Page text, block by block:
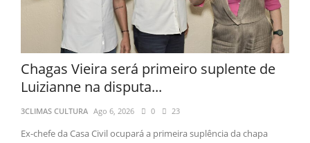
Chagas Vieira será primeiro suplente de
Luizianne na disputa...
3CLIMAS CULTURA Ago 6, 2026 0 23
Ex-chefe da Casa Civil ocupará a primeira suplência da chapa